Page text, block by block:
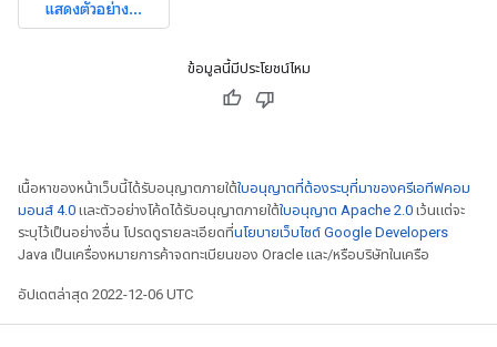
ข้อมูลนี้มีประโยชน์ไหม
เนื้อหาของหน้าเว็บนี้ได้รับอนุญาตภายใต้ใบอนุญาตที่ต้องระบุที่มาของครีเอทีฟคอม
มอนส์ 4.0 และตัวอย่างโค้ดได้รับอนุญาตภายใต้ใบอนุญาต Apache 2.0 เว้นแต่จะ
ระบุไว้เป็นอย่างอื่น โปรดดูรายละเอียดที่นโยบายเว็บไซต์ Google Developers
Java เป็นเครื่องหมายการค้าจดทะเบียนของ Oracle และ/หรือบริษัทในเครือ
อัปเดตล่าสุด 2022-12-06 UTC